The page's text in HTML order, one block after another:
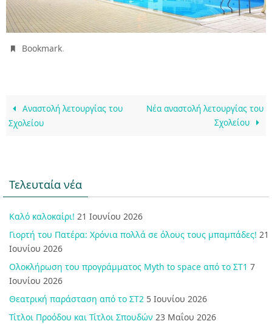
Bookmark.
Aναστολή λετουργίας του
Σχολείου
Νέα αναστολή λετουργίας του
Σχολείου
Τελευταία νέα
Καλό καλοκαίρι! 21 Ιουνίου 2026
Γιορτή του Πατέρα: Χρόνια πολλά σε όλους τους μπαμπάδες! 21
Ιουνίου 2026
Ολοκλήρωση του προγράμματος Myth to space από το ΣΤ1 7
Ιουνίου 2026
Θεατρική παράσταση από το ΣΤ2 5 Ιουνίου 2026
Τίτλοι Προόδου και Τίτλοι Σπουδών 23 Μαΐου 2026